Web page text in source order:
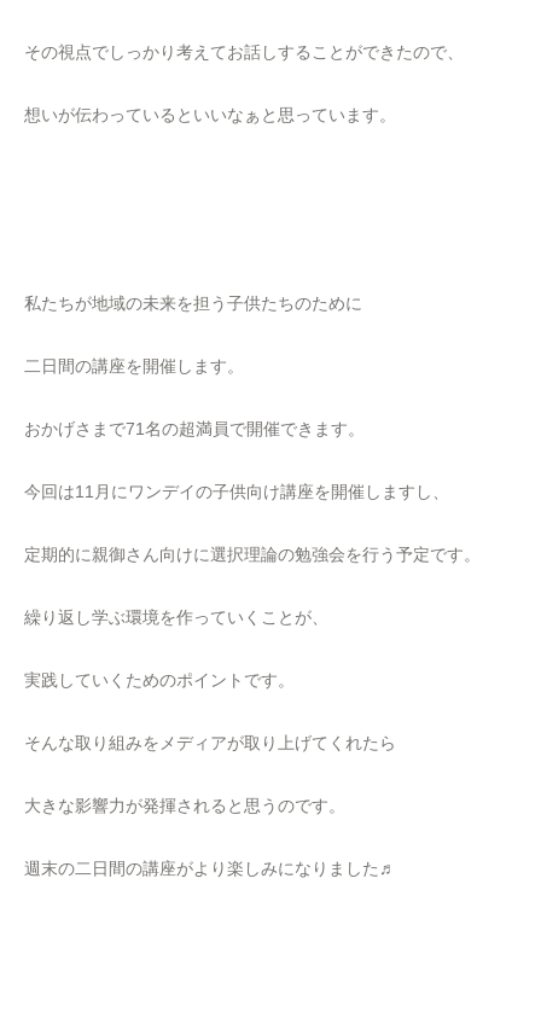
その視点でしっかり考えてお話しすることができたので、
想いが伝わっているといいなぁと思っています。
私たちが地域の未来を担う子供たちのために
二日間の講座を開催します。
おかげさまで71名の超満員で開催できます。
今回は11月にワンデイの子供向け講座を開催しますし、
定期的に親御さん向けに選択理論の勉強会を行う予定です。
繰り返し学ぶ環境を作っていくことが、
実践していくためのポイントです。
そんな取り組みをメディアが取り上げてくれたら
大きな影響力が発揮されると思うのです。
週末の二日間の講座がより楽しみになりました♬